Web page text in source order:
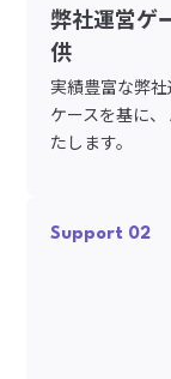
弊社運営ゲ
供
実績豊富な弊
ケースを基に
たします。
Support 02